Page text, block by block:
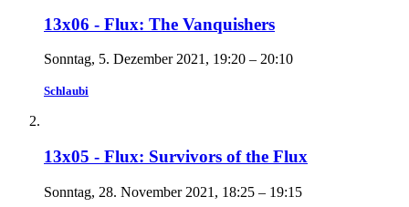
13x06 - Flux: The Vanquishers
Sonntag, 5. Dezember 2021, 19:20 – 20:10
Schlaubi
13x05 - Flux: Survivors of the Flux
Sonntag, 28. November 2021, 18:25 – 19:15